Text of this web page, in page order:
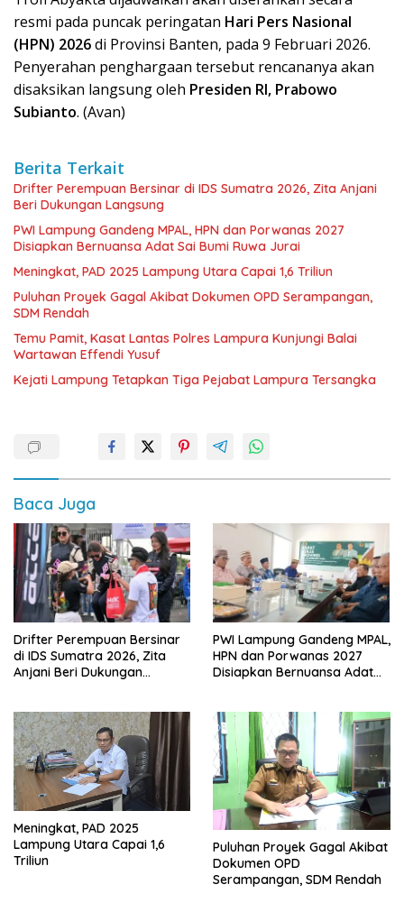
resmi pada puncak peringatan Hari Pers Nasional
(HPN) 2026di Provinsi Banten, pada 9 Februari 2026.
Penyerahan penghargaan tersebut rencananya akan
disaksikan langsung oleh Presiden RI, Prabowo
Subianto. (Avan)
Berita Terkait
Drifter Perempuan Bersinar di IDS Sumatra 2026, Zita Anjani
Beri Dukungan Langsung
PWI Lampung Gandeng MPAL, HPN dan Porwanas 2027
Disiapkan Bernuansa Adat Sai Bumi Ruwa Jurai
Meningkat, PAD 2025 Lampung Utara Capai 1,6 Triliun
Puluhan Proyek Gagal Akibat Dokumen OPD Serampangan,
SDM Rendah
Temu Pamit, Kasat Lantas Polres Lampura Kunjungi Balai
Wartawan Effendi Yusuf
Kejati Lampung Tetapkan Tiga Pejabat Lampura Tersangka
Baca Juga
Drifter Perempuan Bersinar
di IDS Sumatra 2026, Zita
Anjani Beri Dukungan
PWI Lampung Gandeng MPAL,
HPN dan Porwanas 2027
Disiapkan Bernuansa Adat
Meningkat, PAD 2025
Lampung Utara Capai 1,6
Triliun
Puluhan Proyek Gagal Akibat
Dokumen OPD
Serampangan, SDM Rendah